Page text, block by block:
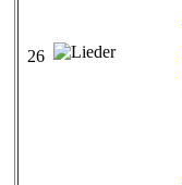
26